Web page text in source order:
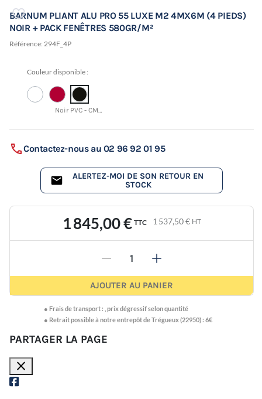
BARNUM PLIANT ALU PRO 55 LUXE M2 4MX6M (4 PIEDS)
NOIR + PACK FENÊTRES 580GR/M²
Référence: 294F_4P
Couleur disponible :
Noir PVC - CMJN 75 67 67 89
Contactez-nous au 02 96 92 01 95
ALERTEZ-MOI DE SON RETOUR EN
STOCK
1 845,00 € TTC 1 537,50 € HT
- +
AJOUTER AU PANIER
● Frais de transport : prix dégressif selon quantité
● Retrait possible à notre entrepôt de Trégueux (22950) : 6€
PARTAGER LA PAGE
close